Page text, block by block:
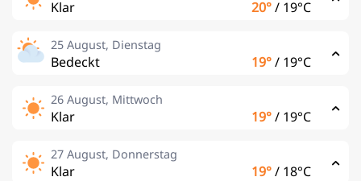
Klar 20°/ 19°C
25 August, Dienstag
Bedeckt 19°/ 19°C
26 August, Mittwoch
Klar 19°/ 19°C
27 August, Donnerstag
Klar 19°/ 18°C